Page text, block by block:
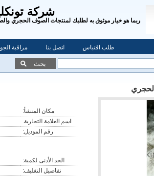
شركة
ربما هو خيار موثوق به لطلبك لمنتجات الصوف الحجري
مراقبة اتصل بنا طلب اقتباس
بحث
مكان المنشأ:
اسم العلامة التجارية:
رقم الموديل:
الحد الأدنى لكمية:
تفاصيل التغليف: